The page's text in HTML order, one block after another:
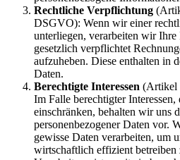
Rechtliche Verpflichtung
DSGVO): Wenn wir einer
unterliegen, verarbeiten wir
gesetzlich verpflichtet
aufzuheben. Diese enthalten in
Daten.
Berechtigte Interessen (Artikel
Im Falle berechtigter
einschränken, behalten wir uns
personenbezogener Daten vor.
gewisse Daten verarbeiten, um
wirtschaftlich effizient betreiben